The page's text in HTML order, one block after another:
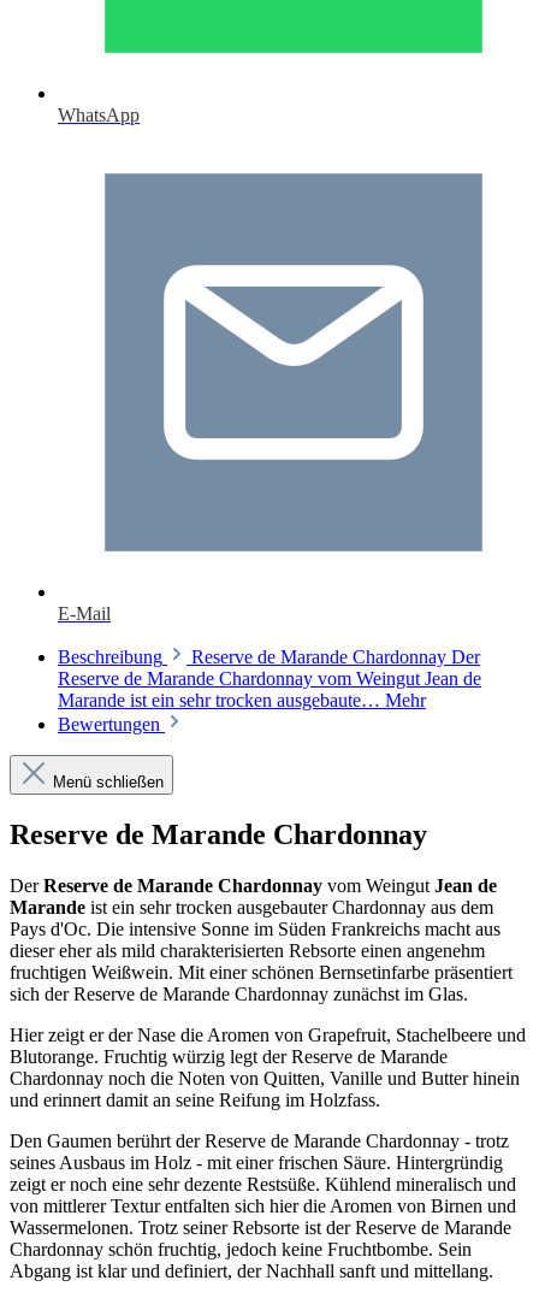
WhatsApp
E-Mail
Beschreibung
Reserve de Marande Chardonnay Der
Reserve de Marande Chardonnay vom Weingut Jean de
Marande ist ein sehr trocken ausgebaute… Mehr
Bewertungen
Menü schließen
Reserve de Marande Chardonnay
DerReserve de Marande Chardonnay vom Weingut Jean de
Marande ist ein sehr trocken ausgebauter Chardonnay aus dem
Pays d'Oc. Die intensive Sonne im Süden Frankreichs macht aus
dieser eher als mild charakterisierten Rebsorte einen angenehm
fruchtigen Weißwein. Mit einer schönen Bernsetinfarbe präsentiert
sich der Reserve de Marande Chardonnay zunächst im Glas.
Hier zeigt er der Nase die Aromen von Grapefruit, Stachelbeere und
Blutorange. Fruchtig würzig legt der Reserve de Marande
Chardonnay noch die Noten von Quitten, Vanille und Butter hinein
und erinnert damit an seine Reifung im Holzfass.
Den Gaumen berührt der Reserve de Marande Chardonnay - trotz
seines Ausbaus im Holz - mit einer frischen Säure. Hintergründig
zeigt er noch eine sehr dezente Restsüße. Kühlend mineralisch und
von mittlerer Textur entfalten sich hier die Aromen von Birnen und
Wassermelonen. Trotz seiner Rebsorte ist der Reserve de Marande
Chardonnay schön fruchtig, jedoch keine Fruchtbombe. Sein
Abgang ist klar und definiert, der Nachhall sanft und mittellang.